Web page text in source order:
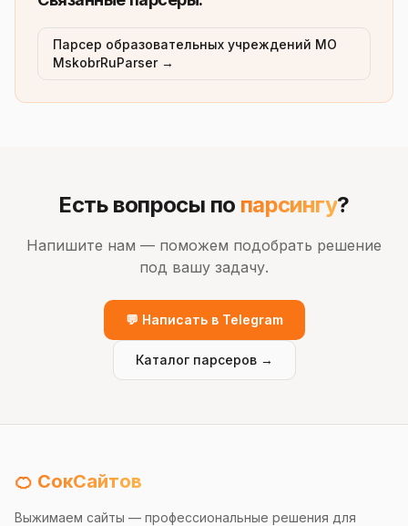
Парсер образовательных учреждений МО
MskobrRuParser →
Есть вопросы по парсингу?
Напишите нам — поможем подобрать решение
под вашу задачу.
💬 Написать в Telegram
Каталог парсеров →
🍊 СокСайтов
Выжимаем сайты — профессиональные решения для